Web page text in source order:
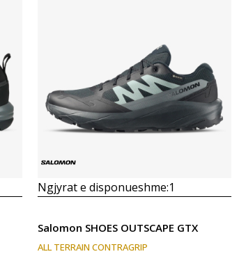
Krahasoni
Ngjyrat e disponueshme:1
Salomon SHOES OUTSCAPE GTX
ALL TERRAIN CONTRAGRIP